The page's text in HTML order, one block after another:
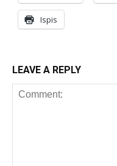
Ispis
LEAVE A REPLY